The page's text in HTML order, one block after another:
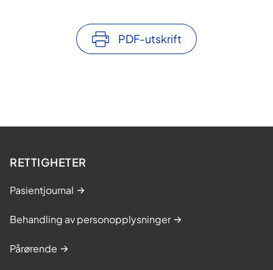
PDF-utskrift
RETTIGHETER
Pasientjournal
Behandling av personopplysninger
Pårørende